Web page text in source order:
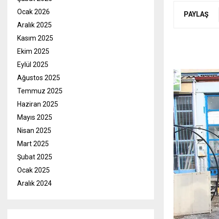
PAYLAŞ
Ocak 2026
Aralık 2025
Kasım 2025
Ekim 2025
Eylül 2025
Ağustos 2025
Temmuz 2025
Haziran 2025
Mayıs 2025
Nisan 2025
Mart 2025
Şubat 2025
Ocak 2025
Aralık 2024